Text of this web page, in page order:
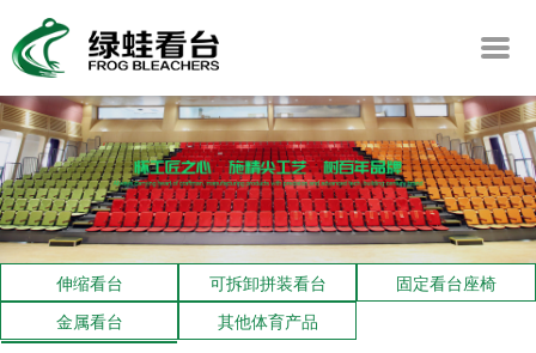
伸缩看台 可拆卸拼装看台
固定看台座椅
金属看台
其他体育产品